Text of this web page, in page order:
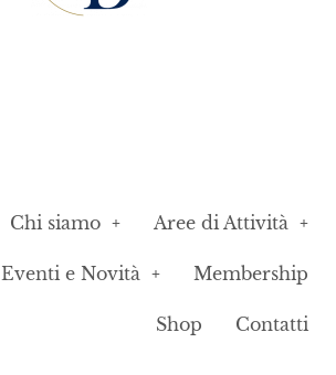
Chi siamo Aree di Attività
Eventi e Novità Membership
Shop Contatti